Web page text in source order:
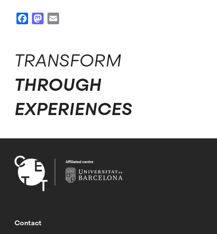
FacebookMastodon
TRANSFORM
THROUGH
EXPERIENCES
Contact